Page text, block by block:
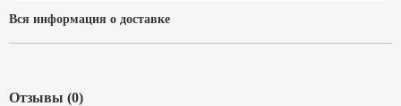
Вся информация о доставке
Отзывы (0)